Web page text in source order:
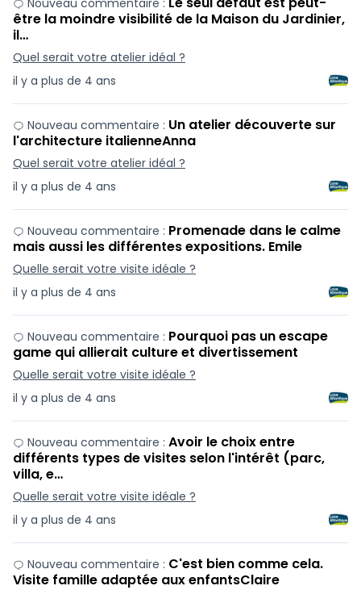
il y a plus de 4 ans
Nouveau commentaire :
être la moindre visibilité de la Maison du Jardinier,
il…
Quel serait votre atelier idéal ?
il y a plus de 4 ans
Nouveau commentaire : Un atelier découverte sur
l'architecture italienneAnna
Quel serait votre atelier idéal ?
il y a plus de 4 ans
Nouveau commentaire : Promenade dans le calme
mais aussi les différentes expositions. Emile
Quelle serait votre visite idéale ?
il y a plus de 4 ans
Nouveau commentaire : Pourquoi pas un escape
game qui allierait culture et divertissement
Quelle serait votre visite idéale ?
il y a plus de 4 ans
Nouveau commentaire : Avoir le choix entre
différents types de visites selon l'intérêt (parc,
villa, e…
Quelle serait votre visite idéale ?
Nouveau commentaire : C'est bien comme cela.
Visite famille adaptée aux enfantsClaire